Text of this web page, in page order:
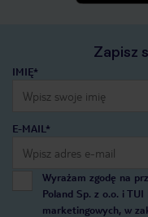
Zapisz
IMIĘ*
E-MAIL*
Wyrażam zgodę na
Poland Sp. z o.o. i
marketingowych, w